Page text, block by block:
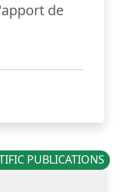
de
PUBLICATIONS